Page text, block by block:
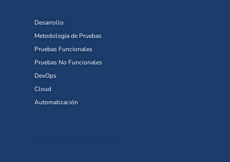
Desarrollo
Metodología de Pruebas
Pruebas Funcionales
Pruebas No Funcionales
DevOps
Cloud
Automatización